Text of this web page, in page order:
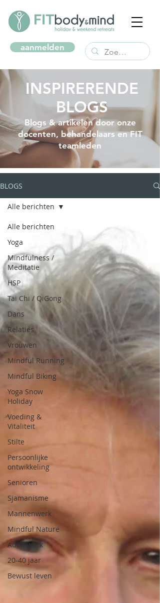
aanmelden
INSPIRERENDE
BLOGS
Blogs & artikelen door onze
docenten, behandelaars en FIT
teamleden
BLOGS
Alle berichten
Yoga
Mindfulness /
Meditatie
HSP
Tai Chi / QiGong
Dans
Relaties
Vrouwen
Mindful Running
Mindful Biking
Yoga Snow
Holiday
Voeding &
Vitaliteit
Stilte
Persoonlijke
ontwikkeling
Senioren
Sjamanisme
Mannenwerk
Mindful Nature
Ademwerk
20-40 jaar
Bewust leven
Alle berichten